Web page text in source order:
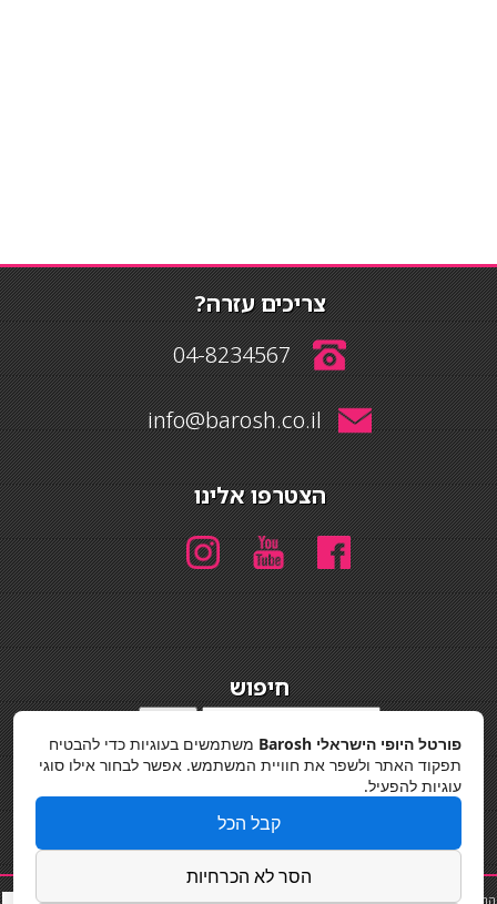
צריכים עזרה?
04-8234567
info@barosh.co.il
הצטרפו אלינו
חיפוש
מדיניות פרטיות
החלקות שיער|תאורה לבית|פאות ותוספות שיער|נייל סטודיו|תוספות שיער|שף פרטי|כ סאות
פורטל היופי הישראלי Barosh
משתמשים בעוגיות כדי להבטיח
תפקוד האתר ולשפר את חוויית המשתמש. אפשר לבחור אילו סוגי
עוגיות להפעיל.
קבל הכל
הסר לא הכרחיות